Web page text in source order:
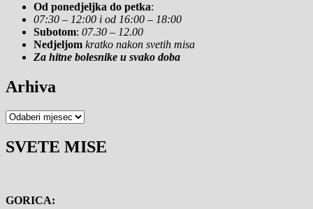
Od ponedjeljka do petka:
07:30 – 12:00 i od 16:00 – 18:00
Subotom: 07.30 – 12.00
Nedjeljom kratko nakon svetih misa
Za hitne bolesnike u svako doba
Arhiva
Arhiva
SVETE MISE
GORICA: